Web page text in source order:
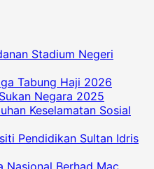
Stadium Negeri
Tabung Haji 2026
Negara 2025
Keselamatan Sosial
Pendidikan Sultan Idris